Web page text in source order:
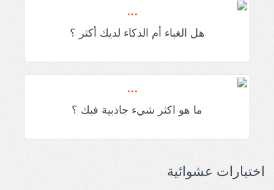
هل الغباء أم الذكاء لديك أكثر ؟
ما هو اكثر شيء جاذبية فيك ؟
اختبارات عشوائية